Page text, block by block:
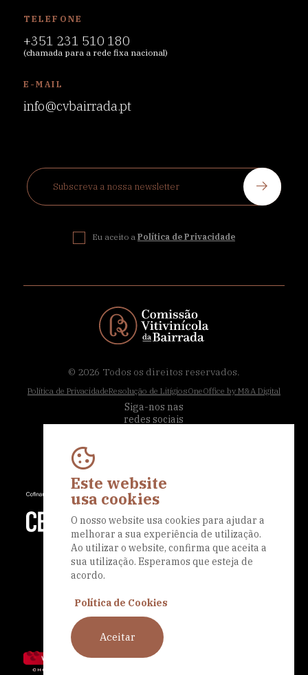
TELEFONE
+351 231 510 180
(chamada para a rede fixa nacional)
E-MAIL
info@cvbairrada.pt
Eu aceito a Política de Privacidade
© 2026 Todos os direitos reservados.
Política de PrivacidadeResolução de LitígiosOneOffice by M&A Digital
Siga-nos nas
redes sociais
Este website
usa cookies
O nosso website usa cookies para ajudar a
melhorar a sua experiência de utilização.
Ao utilizar o website, confirma que aceita a
sua utilização. Esperamos que esteja de
acordo.
Política de Cookies
Aceitar